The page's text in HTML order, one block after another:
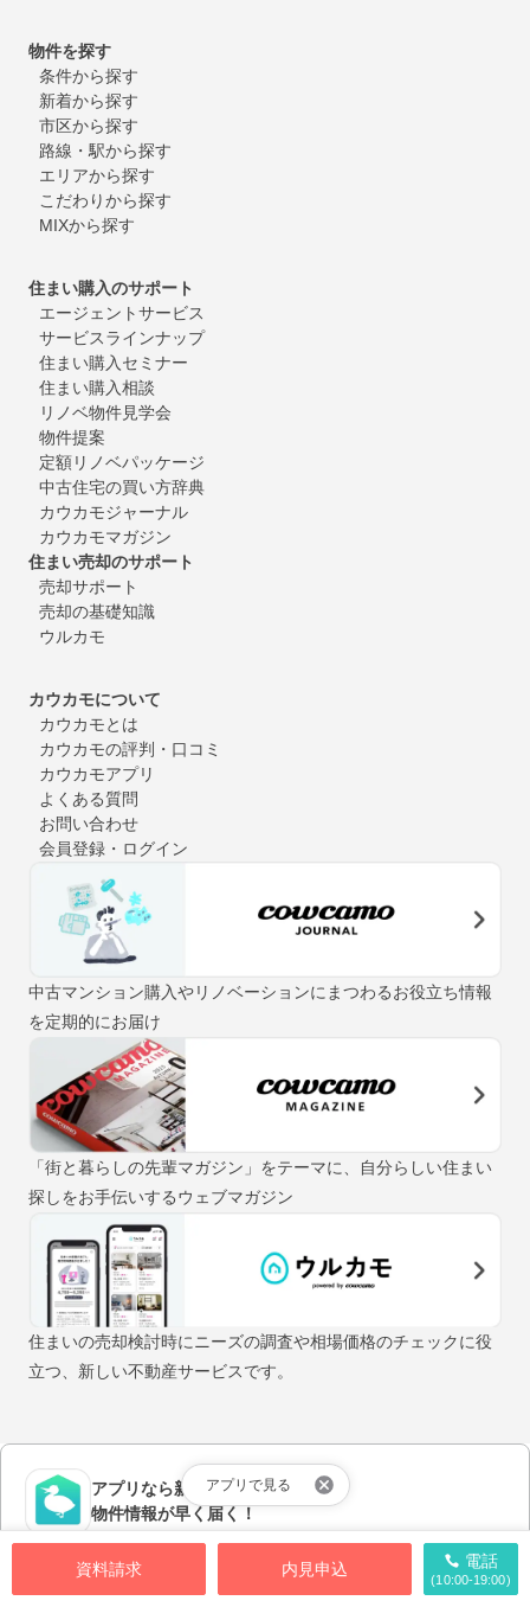
資料請求 内見申込 電話
(10:00-19:00)
アプリで見る
物件を探す
条件から探す
新着から探す
市区から探す
路線・駅から探す
エリアから探す
こだわりから探す
MIXから探す
住まい購入のサポート
エージェントサービス
サービスラインナップ
住まい購入セミナー
住まい購入相談
リノベ物件見学会
物件提案
定額リノベパッケージ
中古住宅の買い方辞典
カウカモジャーナル
カウカモマガジン
住まい売却のサポート
売却サポート
売却の基礎知識
ウルカモ
カウカモについて
カウカモとは
カウカモの評判・口コミ
カウカモアプリ
よくある質問
お問い合わせ
会員登録・ログイン
中古マンション購入やリノベーションにまつわるお役立ち情報
を定期的にお届け
「街と暮らしの先輩マガジン」をテーマに、自分らしい住まい
探しをお手伝いするウェブマガジン
住まいの売却検討時にニーズの調査や相場価格のチェックに役
立つ、新しい不動産サービスです。
アプリなら新着の
物件情報が早く届く！
アプリをダウンロードする